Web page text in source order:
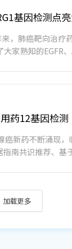
基因检测点
，肺癌靶向治
家熟知的EGFR
药12基因检测
癌新药不断涌现
南共识推荐、
加载更多